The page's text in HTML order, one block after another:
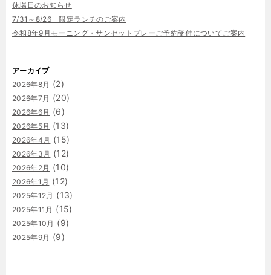
休場日のお知らせ
7/31～8/26 限定ランチのご案内
令和8年9月モーニング・サンセットプレーご予約受付についてご案内
アーカイブ
2026年8月 (2)
2026年7月 (20)
2026年6月 (6)
2026年5月 (13)
2026年4月 (15)
2026年3月 (12)
2026年2月 (10)
2026年1月 (12)
2025年12月 (13)
2025年11月 (15)
2025年10月 (9)
2025年9月 (9)